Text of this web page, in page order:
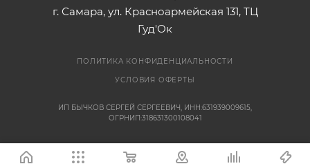
г. Самара, ул. Красноармейская 131, ТЦ
Гуд'Ок
ПОЛИТИКА КОНФИДЕНЦИАЛЬНОСТИ
УСЛОВИЯ ОФЕРТЫ
ИП БЫЧКОВ СЕРГЕЙ СЕРГЕЕВИЧ, ИНН:631939009615,
ОГРНИП:318631300108041